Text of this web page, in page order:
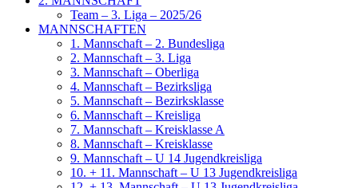
Team – 3. Liga – 2025/26
MANNSCHAFTEN
1. Mannschaft – 2. Bundesliga
2. Mannschaft – 3. Liga
3. Mannschaft – Oberliga
4. Mannschaft – Bezirksliga
5. Mannschaft – Bezirksklasse
6. Mannschaft – Kreisliga
7. Mannschaft – Kreisklasse A
8. Mannschaft – Kreisklasse
9. Mannschaft – U 14 Jugendkreisliga
10. + 11. Mannschaft – U 13 Jugendkreisliga